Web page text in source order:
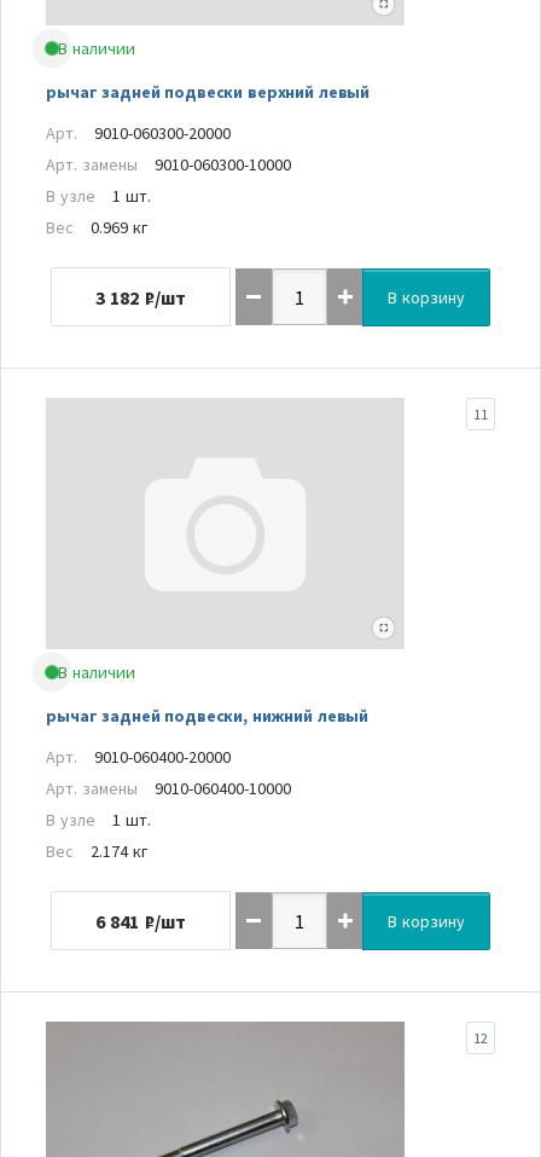
В наличии
рычаг задней подвески верхний левый
Арт.
9010-060300-20000
Арт. замены
9010-060300-10000
В узле
1 шт.
Вес
0.969 кг
3 182 ₽/шт В корзину
В наличии
рычаг задней подвески, нижний левый
11
Арт.
9010-060400-20000
Арт. замены
9010-060400-10000
В узле
1 шт.
Вес
2.174 кг
6 841 ₽/шт В корзину
12